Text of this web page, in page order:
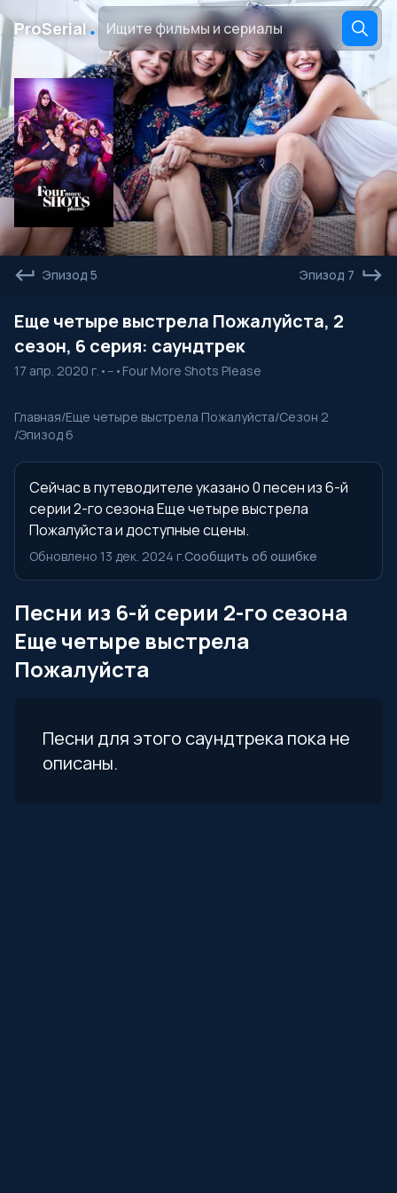
ProSerial․
Эпизод 5 Эпизод 7
Еще четыре выстрела Пожалуйста, 2
сезон, 6 серия: саундтрек
17 апр. 2020 г. • -- • Four More Shots Please
Главная/Еще четыре выстрела Пожалуйста/Сезон 2
/Эпизод 6
Сейчас в путеводителе указано 0 песен из 6-й
серии 2-го сезона Еще четыре выстрела
Пожалуйста и доступные сцены.
Обновлено 13 дек. 2024 г.Сообщить об ошибке
Песни из 6-й серии 2-го сезона
Еще четыре выстрела
Пожалуйста
Песни для этого саундтрека пока не
описаны.